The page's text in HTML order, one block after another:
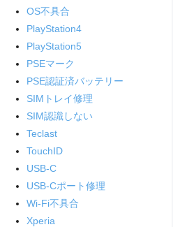
OS不具合
PlayStation4
PlayStation5
PSEマーク
PSE認証済バッテリー
SIMトレイ修理
SIM認識しない
Teclast
TouchID
USB-C
USB-Cポート修理
Wi-Fi不具合
Xperia